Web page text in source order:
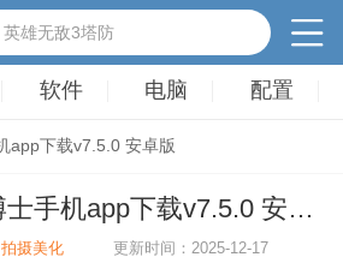
英雄无敌3塔防
软件 电脑 配置
app下载v7.5.0 安卓版
睿博士手机app下载v7.5.0 安卓版
拍摄美化 更新时间：2025-12-17